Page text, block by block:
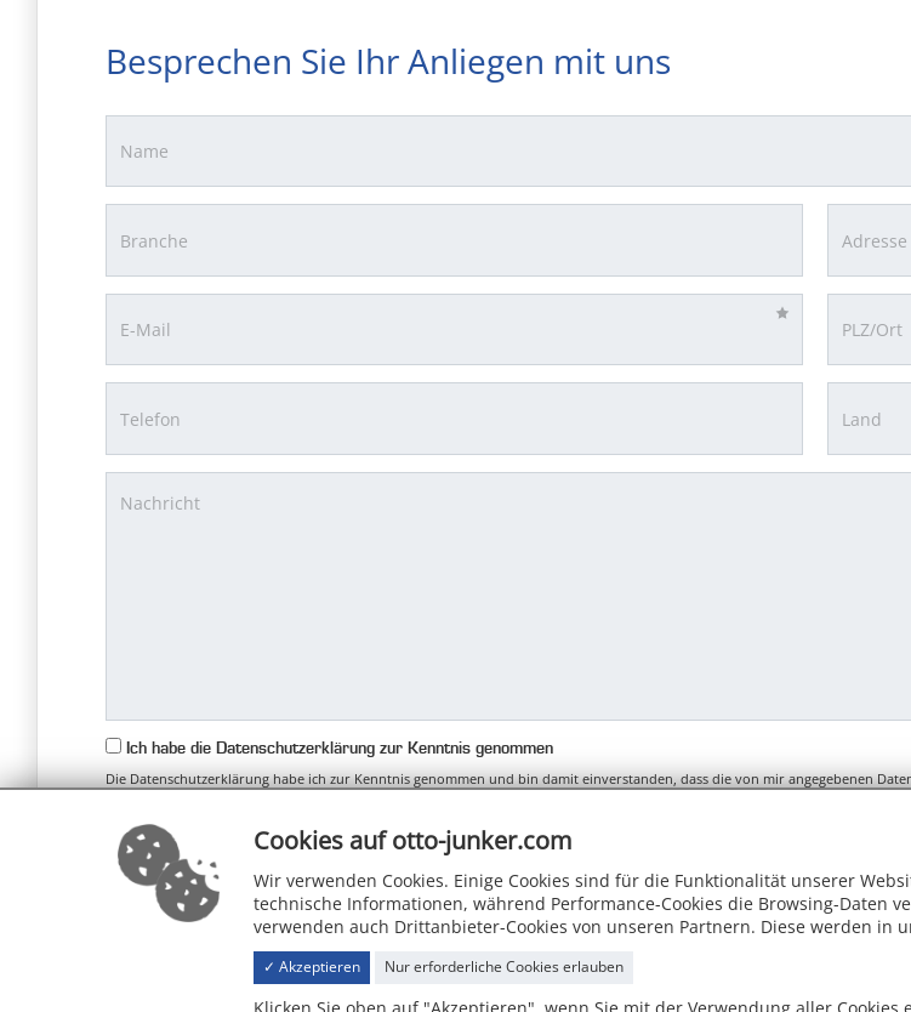
Besprechen Sie Ihr Anliegen mit uns
Ich habe die Datenschutzerklärung zur Kenntnis genommen
Die Datenschutzerklärung habe ich zur Kenntnis genommen und bin damit einverstanden, dass die von mir angegebenen
Nachricht absenden
Cookies auf otto-junker.com
Wir verwenden Cookies. Einige Cookies sind für die Funktionalität unserer
technische Informationen, während Performance-Cookies die Browsing-Daten
verwenden auch Drittanbieter-Cookies von unseren Partnern. Diese werden in
✓ Akzeptieren Nur erforderliche Cookies erlauben